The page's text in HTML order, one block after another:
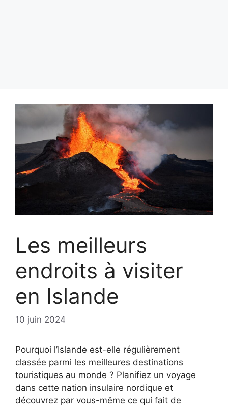
Les meilleurs
endroits à visiter
en Islande
10 juin 2024
Pourquoi l’Islande est-elle régulièrement
classée parmi les meilleures destinations
touristiques au monde ? Planifiez un voyage
dans cette nation insulaire nordique et
découvrez par vous-même ce qui fait de